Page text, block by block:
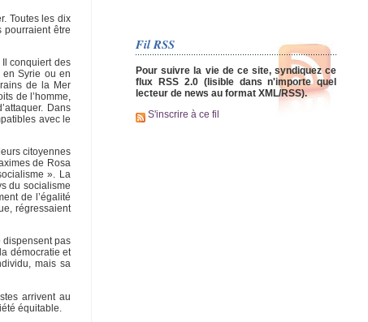
Toutes les dix
pourraient être
conquiert des
en Syrie ou en
de la Mer
de l’homme,
Dans
avec le
citoyennes
de Rosa
». La
du socialisme
de l’égalité
régressaient
dispensent pas
démocratie et
mais sa
arrivent au
équitable.
Fil RSS
Pour suivre la vie de ce site, syndiquez ce
flux RSS 2.0 (lisible dans n'importe quel
lecteur de news au format XML/RSS).
S'inscrire à ce fil